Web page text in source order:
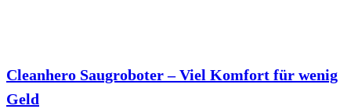
Cleanhero Saugroboter – Viel Komfort für wenig
Geld